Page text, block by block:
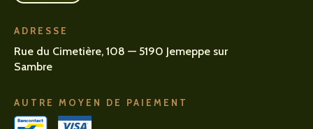
ADRESSE
Rue du Cimetière, 108 — 5190 Jemeppe sur
Sambre
AUTRE MOYEN DE PAIEMENT